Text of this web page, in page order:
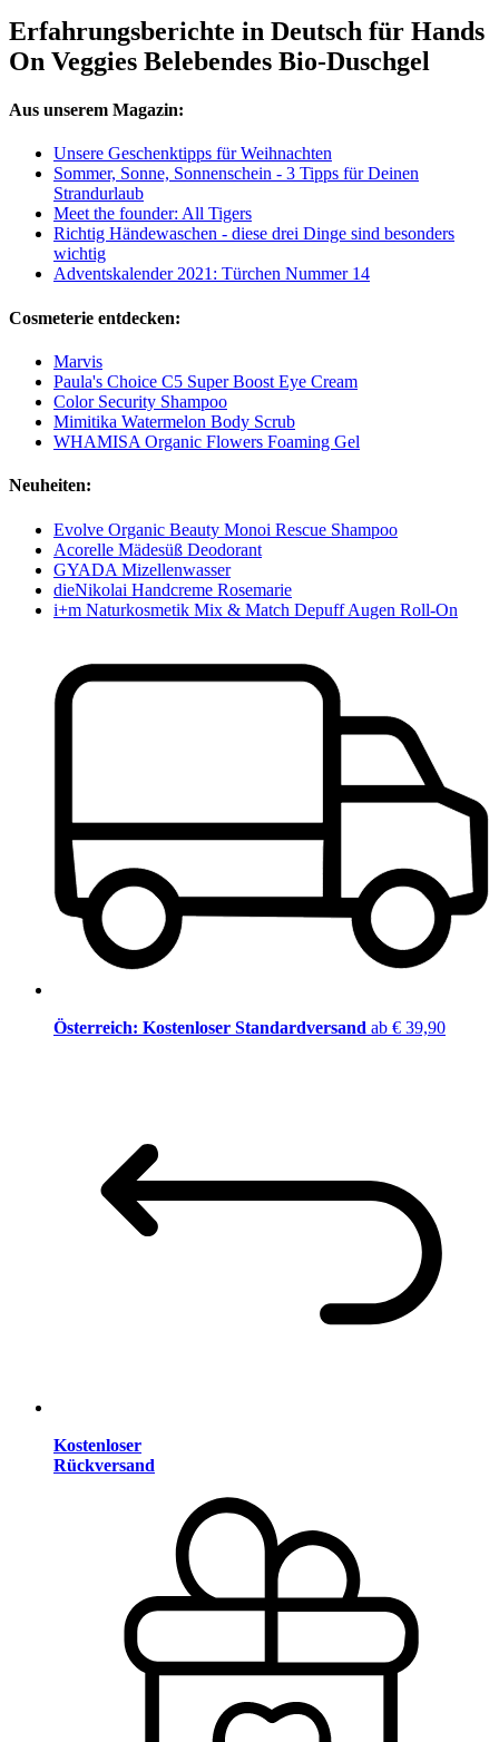
Erfahrungsberichte in Deutsch für Hands
On Veggies Belebendes Bio-Duschgel
Aus unserem Magazin:
Unsere Geschenktipps für Weihnachten
Sommer, Sonne, Sonnenschein - 3 Tipps für Deinen
Strandurlaub
Meet the founder: All Tigers
Richtig Händewaschen - diese drei Dinge sind besonders
wichtig
Adventskalender 2021: Türchen Nummer 14
Cosmeterie entdecken:
Marvis
Paula's Choice C5 Super Boost Eye Cream
Color Security Shampoo
Mimitika Watermelon Body Scrub
WHAMISA Organic Flowers Foaming Gel
Neuheiten:
Evolve Organic Beauty Monoi Rescue Shampoo
Acorelle Mädesüß Deodorant
GYADA Mizellenwasser
dieNikolai Handcreme Rosemarie
i+m Naturkosmetik Mix & Match Depuff Augen Roll-On
Österreich: Kostenloser Standardversand ab € 39,90
Kostenloser
Rückversand